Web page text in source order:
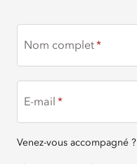
Nom complet
E-mail
Venez-vous accompagné ?